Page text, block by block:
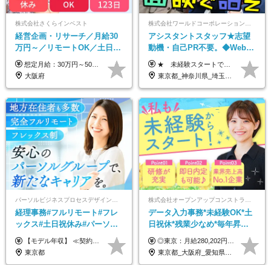
株式会社さくらインベスト
経営企画・リサーチ／月給30
万円～／リモートOK／土日祝
休み／生成AIを活用できる方
歓迎
想定月給：30万円～50万円程度＋各種手当＋賞与年2回 ※想定年収：400万円～600万円 ※経験・能力等考慮の上、規定により優遇 ※上記月給には固定残業代を含みます。固定残業代は、時間外労働の有無に関わらず月10時間分（月2.2万円（月収30万円の場合）～3.6万円（月収50万円の場合））を支給し、超過分は追加で支給します ※試用期間2ヶ月（待遇に差異なし） 【固定残業代について】 固定残業10時間分（22,000円～36,000円）を含む ※超過分は別途全額支給
大阪府
アシスタントスタッフ★志望
動機・自己PR不要。◆Web面
談OK◆完全週休2日◆年収700
万円可/p13
★ 未経験スタートでも月収40万円以上も目指せます！ ★ ★ 試用期間6か月あり／給与・待遇に変更なし ★ ＼パターン①orパターン②で給与形態の選択が可能／ ＜パターン①＞ 月給+交通費+（残業代は全額別途支給） 【首都圏・関東・北信越】 月給30.0万円以上 【関西】 月給27.5万円以上 【中部】 月給26.5万円以上 【東北】 月給24.5万円以上 【北海道】 月給24.0万円以上 【九州・中四国】 月給25.5万円以上 ＜パターン②＞ 月給（固定残業代20H含む）+交通費+賞与年2回+残業代 （※20H場合を超過した場合は全額別途支給） 【首都圏・関東・北信越】 月給25.0万円以上 【関 西・中部】 月給24.5万円以上 【東 北・北海道・九州・中四国】 月給23.5万円以上 ※上記給与には固定残業代（月20H分）を含みます 固定残業代は残業の有無に関わらず支給し、超過分は別途全額支給いたします ①②の給与形態はご本人様と相談の上、最終的に会社が決定いたします （内定時に通知） ■給与改定年1回 ■(※)賞与年2回（昨年度支給実績2回／頑張りを評価） (※)支給条件に規定あり
東京都_神奈川県_埼玉県_千葉県_大阪府_愛知県_北海道_青森県_岩手県_宮城県_秋田県_山形県_福島県_茨城県_栃木県_群馬県_新潟県_山梨県_長野県_富山県_石川県_福井県_静岡県_岐阜県_三重県_兵庫県_京都府_滋賀県_奈良県_和歌山県_広島県_岡山県_鳥取県_島根県_山口県_徳島県_香川県_愛媛県_高知県_福岡県_佐賀県_長崎県_大分県_宮崎県_鹿児島県_沖縄県
経理事務#フルリモート#フレ
ックス#土日祝休み#パーソル
グループ#年休120日以上#正社
員登用あり#服装自由
【モデル年収】 ≪契約社員≫ 年収330万円 (基本給23万 ＋ 地区手当3万円 ＋ 賞与)：都内在住 年収264万円 (基本給21万 ＋ 賞与)：静岡県在住 --------------- ●月給21万円～28万9900円＋賞与（年2回）＋各種手当 ●1年目想定給与：年収264万円～364万円 ●経験やスキルに応じて優遇します！ ※お住まいの地域により0～3万円の地区手当を支給しております ※試用期間中（3ヶ月間）の雇用形態および待遇に差異はありません ※残業代については選考時に詳細をご説明します ※通算契約期間の上限は5年となります ≪アルバイト≫ ●時給1,250円～2,300円 ●経験やスキルに応じて優遇します！ ●ご希望に応じ、扶養内での勤務も可能です！ ※試用期間中の雇用形態および待遇に差異はありません
東京都
データ入力事務*未経験OK*土
日祝休*残業少なめ*毎年昇給
あり*面接1回*月収37万円可/o
◎東京：月給280,202円～402,430円 ◎大阪：月給269,824円～392,052円 ◎名古屋：月給285,967円～408,195円 ◎その他：月給265,212円～387,440円 ※試用期間3か月／待遇は研修期間中のみ変更あり （東京：23.9万円～、大阪：月給23.4万円～、名古屋：月給24.2万円～、その他：月給23.1万円～） ※固定残業代（配属後に支給）・一律手当を含む ※固定残業代は残業がない場合も支給し、超過分は別途支給する ※年齢、経験、能力を考慮し、支給額を決定します。
東京都_大阪府_愛知県_北海道_宮城県_新潟県_石川県_静岡県_広島県_福岡県_沖縄県